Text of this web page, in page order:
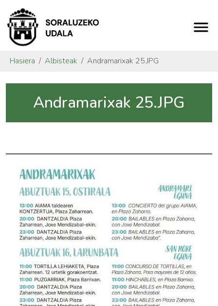
Hasiera Albisteak Andramarixak 25.JPG
Andramarixak 25.JPG